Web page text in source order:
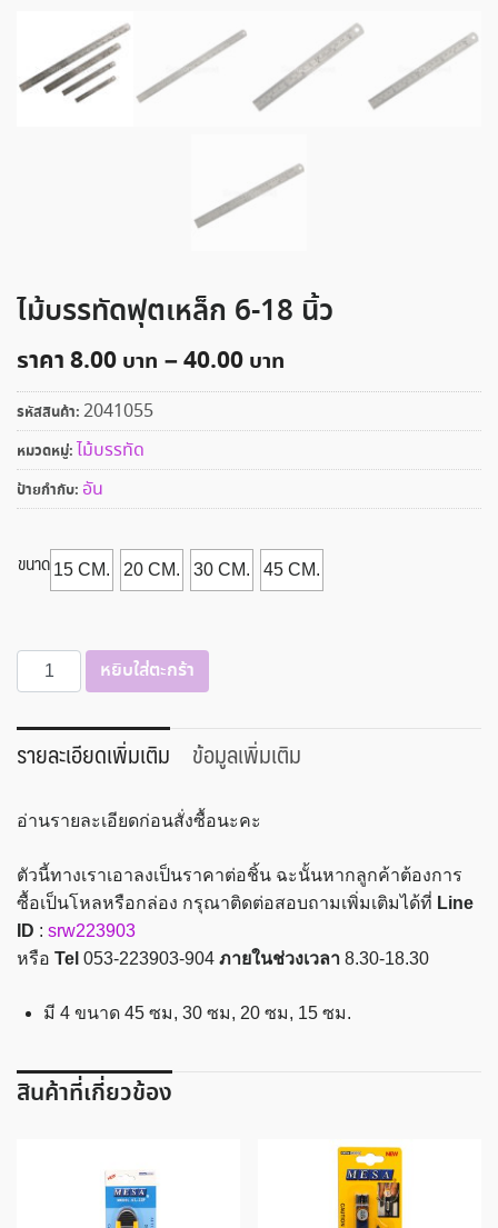
ไม้บรรทัดฟุตเหล็ก 6-18 นิ้ว
ราคา8.00 –40.00
รหัสสินค้า: 2041055
หมวดหมู่: ไม้บรรทัด
ป้ายกำกับ: อัน
ขนาด 15 CM. 20 CM. 30 CM. 45 CM.
จำนวน
ไม้บรรทัด
เหล็ก
6-
นิ้ว
หยิบใส่ตะกร้า
รายละเอียดเพิ่มเติม ข้อมูลเพิ่มเติม
อ่านรายละเอียดก่อนสั่งซื้อนะคะ
ตัวนี้ทางเราเอาลงเป็นราคาต่อชิ้น ฉะนั้นหากลูกค้าต้องการ
ซื้อเป็นโหลหรือกล่อง กรุณาติดต่อสอบถามเพิ่มเติมได้ที่ Line
ID : srw223903
หรือ Tel 053-223903-904 ภายในช่วงเวลา 8.30-18.30
มี 4 ขนาด 45 ซม, 30 ซม, 20 ซม, 15 ซม.
สินค้าที่เกี่ยวข้อง